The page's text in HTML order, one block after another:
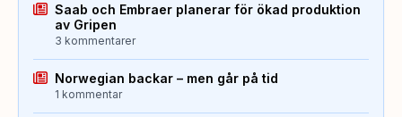
Saab och Embraer planerar för ökad produktion
av Gripen
3 kommentarer
Norwegian backar – men går på tid
1 kommentar